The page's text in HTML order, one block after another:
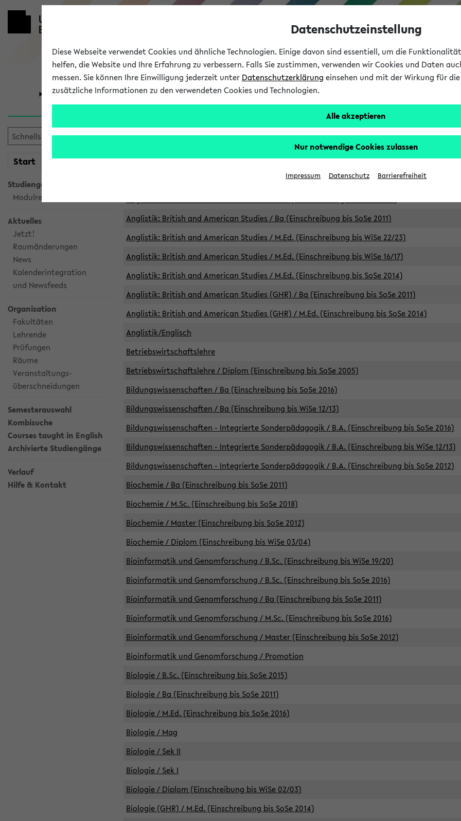
Universität Forschung Studium
Start meineKVV
Studiengangsauswahl
Modulrecherche
Aktuelles
Jetzt!
Raumänderungen
News
Kalenderintegration
und Newsfeeds
Organisation
Fakultäten
Lehrende
Prüfungen
Räume
Veranstaltungs-
überschneidungen
Semesterauswahl
Kombisuche
Courses taught in English
Archivierte Studiengänge
Verlauf
Hilfe & Kontakt
Archivierte Studiengänge
Anglistik: British and American Studies / B.A. (Einschreibung bis WiSe 16/17)
Anglistik: British and American Studies / B.A. (Einschreibung bis SoSe 2015)
Anglistik: British and American Studies / Ba (Einschreibung bis SoSe 2011)
Anglistik: British and American Studies / M.Ed. (Einschreibung bis WiSe 22/23)
Anglistik: British and American Studies / M.Ed. (Einschreibung bis WiSe 16/17)
Anglistik: British and American Studies / M.Ed. (Einschreibung bis SoSe 2014)
Anglistik: British and American Studies (GHR) / Ba (Einschreibung bis SoSe 2011)
Anglistik: British and American Studies (GHR) / M.Ed. (Einschreibung bis SoSe 2014)
Anglistik/Englisch
Betriebswirtschaftslehre
Betriebswirtschaftslehre / Diplom (Einschreibung bis SoSe 2005)
Bildungswissenschaften / Ba (Einschreibung bis SoSe 2016)
Bildungswissenschaften / Ba (Einschreibung bis WiSe 12/13)
Bildungswissenschaften - Integrierte Sonderpädagogik / B.A. (Einschreibung bis SoSe 2016)
Bildungswissenschaften - Integrierte Sonderpädagogik / B.A. (Einschreibung bis WiSe 12/13)
Bildungswissenschaften - Integrierte Sonderpädagogik / B.A. (Einschreibung bis SoSe 2012)
Biochemie / Ba (Einschreibung bis SoSe 2011)
Biochemie / M.Sc. (Einschreibung bis SoSe 2018)
Biochemie / Master (Einschreibung bis SoSe 2012)
Biochemie / Diplom (Einschreibung bis WiSe 03/04)
Bioinformatik und Genomforschung / B.Sc. (Einschreibung bis WiSe 19/20)
Bioinformatik und Genomforschung / B.Sc. (Einschreibung bis SoSe 2016)
Bioinformatik und Genomforschung / Ba (Einschreibung bis SoSe 2011)
Bioinformatik und Genomforschung / M.Sc. (Einschreibung bis SoSe 2016)
Bioinformatik und Genomforschung / Master (Einschreibung bis SoSe 2012)
Bioinformatik und Genomforschung / Promotion
Biologie / B.Sc. (Einschreibung bis SoSe 2015)
Biologie / Ba (Einschreibung bis SoSe 2011)
Biologie / M.Ed. (Einschreibung bis SoSe 2016)
Biologie / Mag
Biologie / Sek II
Biologie / Sek I
Biologie / Diplom (Einschreibung bis WiSe 02/03)
Biologie (GHR) / M.Ed. (Einschreibung bis SoSe 2014)
Datenschutzeinstellung
Diese Webseite verwendet Cookies und ähnliche Technologien. Einige davon sind essentiell, um die
helfen, die Website und Ihre Erfahrung zu verbessern. Falls Sie zustimmen, verwenden wir Cookies und Daten
messen. Sie können Ihre Einwilligung jederzeit unter Datenschutzerklärung einsehen und mit der Wirkung für
zusätzliche Informationen zu den verwendeten Cookies und Technologien.
Alle akzeptieren
Nur notwendige Cookies zulassen
Impressum Datenschutz Barrierefreiheit